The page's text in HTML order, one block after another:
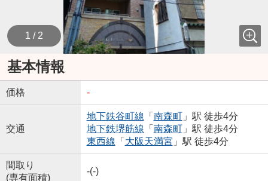
1 / 2
基本情報
価格 -
交通
地下鉄谷町線 「 南森町」駅 徒歩4分
地下鉄堺筋線 「 南森町」駅 徒歩4分
東西線 「 大阪天満宮 」駅 徒歩4分
間取り
(専有面積)
-(-)